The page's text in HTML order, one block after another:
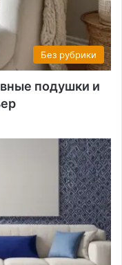
Без рубрики
подушки и